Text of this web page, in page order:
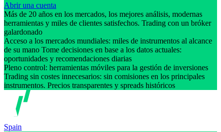
Abrir una cuenta
Más de 20 años en los mercados, los mejores análisis, modernas
herramientas y miles de clientes satisfechos. Trading con un bróker
galardonado
Acceso a los mercados mundiales: miles de instrumentos al alcance
de su mano Tome decisiones en base a los datos actuales:
oportunidades y recomendaciones diarias
Pleno control: herramientas móviles para la gestión de inversiones
Trading sin costes innecesarios: sin comisiones en los principales
instrumentos. Precios transparentes y spreads históricos
Spain